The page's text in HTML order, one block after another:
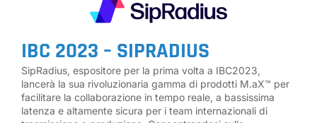
IBC 2023 – SIPRADIUS
SipRadius, espositore per la prima volta a IBC2023,
lancerà la sua rivoluzionaria gamma di prodotti M.aX™ per
facilitare la collaborazione in tempo reale, a bassissima
latenza e altamente sicura per i team internazionali di